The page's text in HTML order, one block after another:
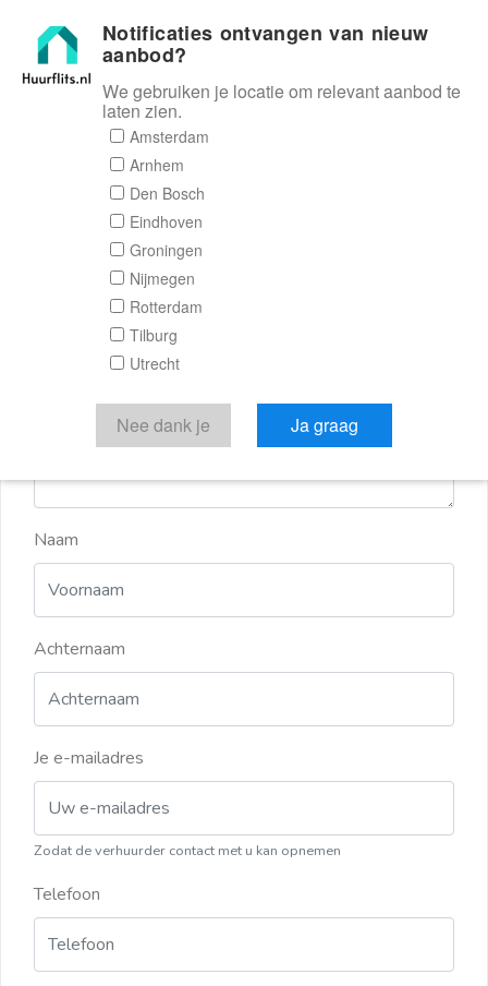
Huurflits
Reactieformulier
Huurflits
Verstuur je bericht
Door een bericht te sturen kom je in contact met de
aanbieder of makelaar van de woning.
Naam
Achternaam
Je e-mailadres
Zodat de verhuurder contact met u kan opnemen
Telefoon
Notificaties ontvangen van nieuw
aanbod?
We gebruiken je locatie om relevant aanbod te
laten zien.
Amsterdam
Arnhem
Den Bosch
Eindhoven
Groningen
Nijmegen
Rotterdam
Tilburg
Utrecht
Nee dank je Ja graag